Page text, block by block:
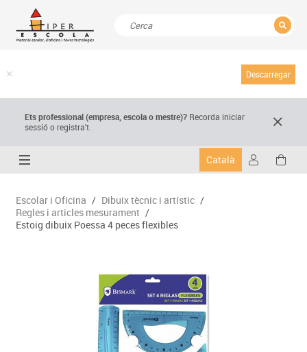
Descarregar
Ets professional (empresa,escola o mestre)? Recorda iniciar
sessió o registra't.
Català
Escolar i Oficina / Dibuix tècnic i artístic /
Regles i articles mesurament /
Estoig dibuix Poessa 4 peces flexibles